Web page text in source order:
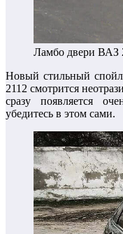
Ламбо двери ВАЗ
Новый стильный
2112 смотрится
сразу появляется
убедитесь в этом сами.